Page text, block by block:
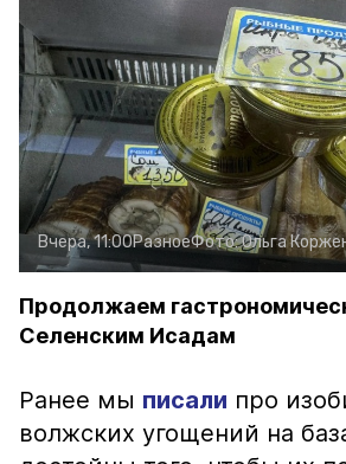
Вчера, 11:00РазноеФото:Ольга
Продолжаем
Селенским Исадам
Ранее мы писали про
волжских угощений на